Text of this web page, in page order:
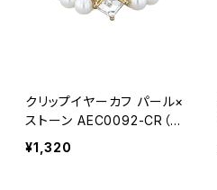
クリップイヤーカフ パール×
ストーン AEC0092-CR（ク
リア）
¥1,320